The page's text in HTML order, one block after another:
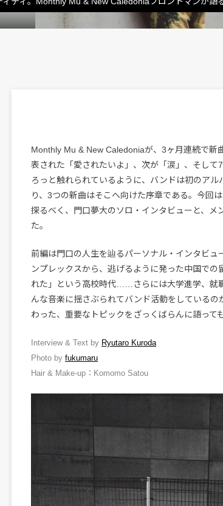
Monthly Mu & New Caledoniaが、3ヶ月連続で新
表された「愛されたいよ」、次が「涙」、そして
ろっと触れられているように、バンドは初のア
り、3つの新曲はそこへ向けた序章である。今回
探るべく、門口夢大のソロ・インタビューと、メ
た。
前編は門口の人生を辿るパーソナル・インタビュ
ンプレックスから、逃げるように発った中国での
れた」という高校時代……さらには大学進学、就
んな音楽に揺さぶられてバンド活動をしているの
わった、重要なトピックをざっくばらんに語って
Interview & Text by Ryutaro Kuroda
Photo by fukumaru
Hair & Make-up：Komomo Satou